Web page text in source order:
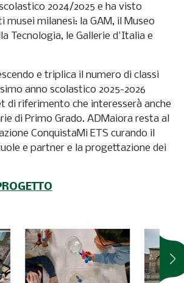
2024/2025 e ha visto
musei milanesi: la GAM, il Museo
Tecnologia, le Gallerie d'Italia e
e triplica il numero di classi
anno scolastico 2025-2026
di riferimento che interesserà anche
di Primo Grado. ADMaiora resta al
ConquistaMi ETS curando il
e partner e la progettazione dei